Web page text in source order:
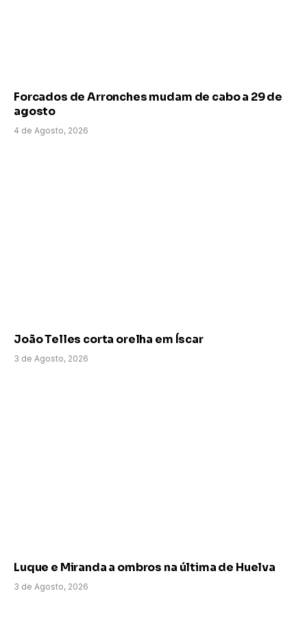
Forcados de Arronches mudam de cabo a 29 de
agosto
4 de Agosto, 2026
João Telles corta orelha em Íscar
3 de Agosto, 2026
Luque e Miranda a ombros na última de Huelva
3 de Agosto, 2026